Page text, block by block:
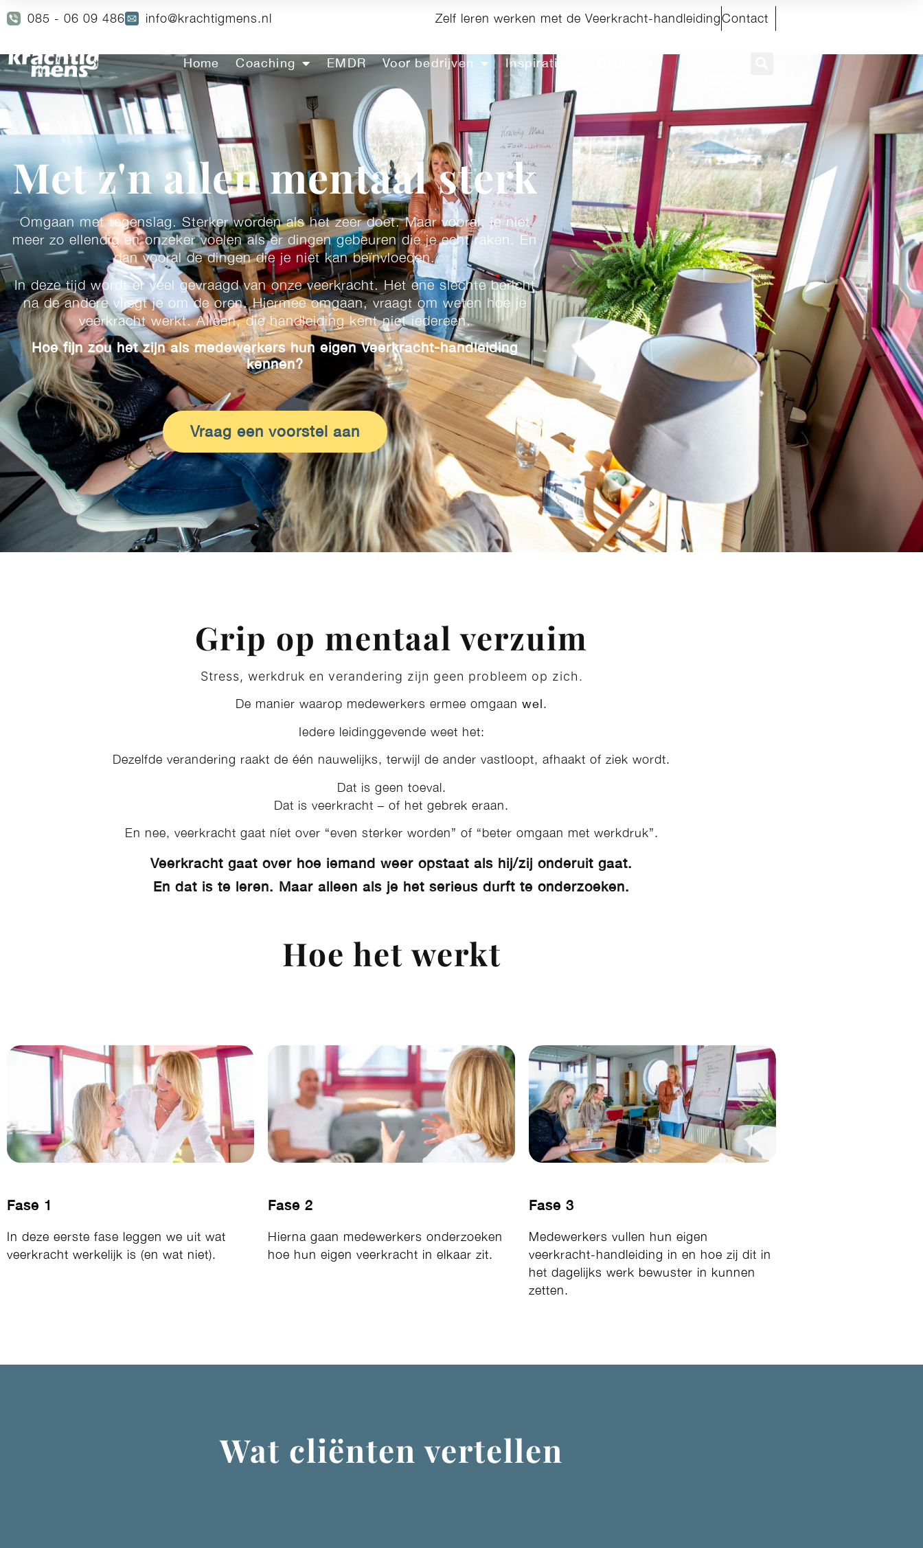
085 - 06 09 486 info@krachtigmens.nl Zelf leren werken met de Veerkracht-handleidingContact
Home Coaching EMDR Voor bedrijven Inspiratie
Met z'n allen mentaal sterk
Omgaan met tegenslag. Sterker worden als het zeer doet. Maar vooral, je niet
meer zo ellendig en onzeker voelen als er dingen gebeuren die je echt raken. En
dan vooral de dingen die je niet kan beïnvloeden.
In deze tijd wordt er veel gevraagd van onze veerkracht. Het ene slechte bericht
na de andere vliegt je om de oren. Hiermee omgaan, vraagt om weten hoe je
veerkracht werkt. Alleen, die handleiding kent niet iedereen.
Hoe fijn zou het zijn als medewerkers hun eigen Veerkracht-handleiding
kennen?
Vraag een voorstel aan
Grip op mentaal verzuim
Stress, werkdruk en verandering zijn geen probleem op zich.
De manier waarop medewerkers ermee omgaan wel.
Iedere leidinggevende weet het:
Dezelfde verandering raakt de één nauwelijks, terwijl de ander vastloopt, afhaakt of ziek wordt.
Dat is geen toeval.
Dat is veerkracht – of het gebrek eraan.
En nee, veerkracht gaat níet over “even sterker worden” of “beter omgaan met werkdruk”.
Veerkracht gaat over hoe iemand weer opstaat als hij/zij onderuit gaat.
En dat is te leren. Maar alleen als je het serieus durft te onderzoeken.
Hoe het werkt
Fase 1
In deze eerste fase leggen we uit wat
veerkracht werkelijk is (en wat niet).
Fase 2
Hierna gaan medewerkers onderzoeken
hoe hun eigen veerkracht in elkaar zit.
Fase 3
Medewerkers vullen hun eigen
veerkracht-handleiding in en hoe zij dit in
het dagelijks werk bewuster in kunnen
zetten.
Wat cliënten vertellen